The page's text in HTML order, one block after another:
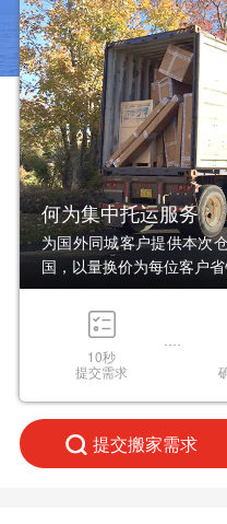
何为集中托运服务
为国外同城客户提供本次
国，以量换价为每位客户
10秒
提交需求
提交搬家需求